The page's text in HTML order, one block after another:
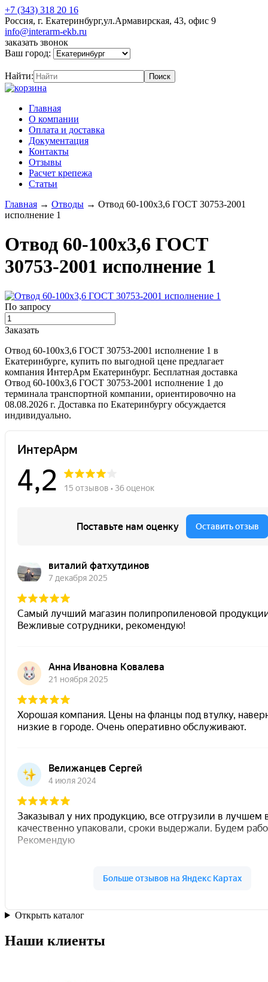
+7 (343) 318 20 16
Россия, г. Екатеринбург,ул.Армавирская, 43, офис 9
info@interarm-ekb.ru
заказать звонок
Ваш город:
Найти:
Главная
О компании
Оплата и доставка
Документация
Контакты
Отзывы
Расчет крепежа
Статьи
Главная → Отводы → Отвод 60-100х3,6 ГОСТ 30753-2001
исполнение 1
Отвод 60-100х3,6 ГОСТ
30753-2001 исполнение 1
По запросу
Заказать
Отвод 60-100х3,6 ГОСТ 30753-2001 исполнение 1 в
Екатеринбурге, купить по выгодной цене предлагает
компания ИнтерАрм Екатеринбург. Бесплатная доставка
Отвод 60-100х3,6 ГОСТ 30753-2001 исполнение 1 до
терминала транспортной компании, ориентировочно на
08.08.2026 г. Доставка по Екатеринбургу обсуждается
индивидуально.
Открыть каталог
Наши клиенты